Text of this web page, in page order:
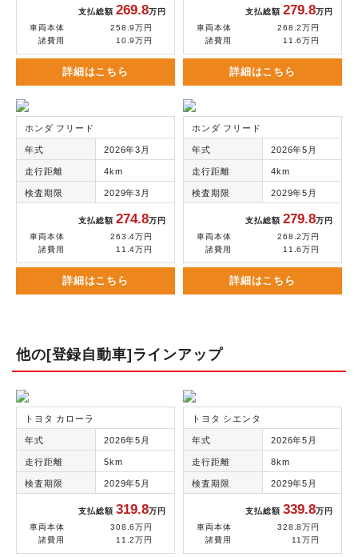
支払総額269.8万円
車両本体
258.9万円
諸費用
10.9万円
詳細はこちら
支払総額279.8万円
車両本体
268.2万円
諸費用
11.6万円
詳細はこちら
ホンダ フリード
年式 2026年3月
走行距離 4km
検査期限 2029年3月
支払総額274.8万円
車両本体
263.4万円
諸費用
11.4万円
詳細はこちら
ホンダ フリード
年式 2026年5月
走行距離 4km
検査期限 2029年5月
支払総額279.8万円
車両本体
268.2万円
諸費用
11.6万円
詳細はこちら
他の[登録自動車]ラインアップ
トヨタ カローラ
年式 2026年5月
走行距離 5km
検査期限 2029年5月
支払総額319.8万円
車両本体
308.6万円
諸費用
11.2万円
トヨタ シエンタ
年式 2026年5月
走行距離 8km
検査期限 2029年5月
支払総額339.8万円
車両本体
328.8万円
諸費用
11万円